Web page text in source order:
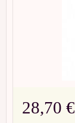
28,70 €